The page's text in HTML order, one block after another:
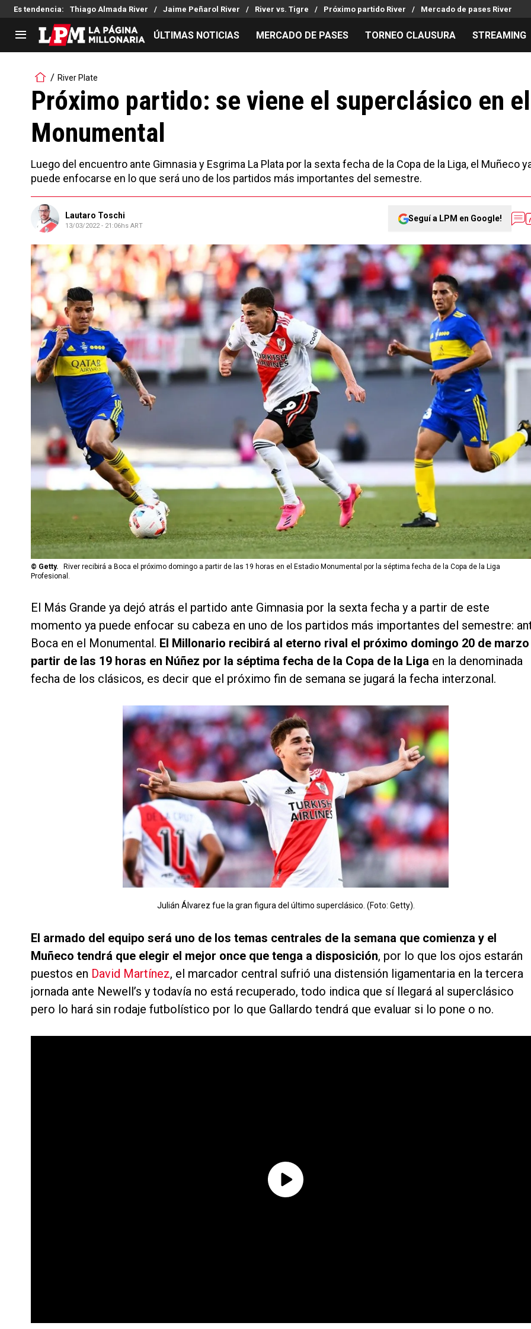
Es tendencia: Thiago Almada River Jaime Peñarol River River vs. Tigre Próximo partido River Mercado de pases River
LIGA PROFESIONAL
Noticias
Tabla de posiciones
Fixture
Reserva
Copa Sudamericana
Copa Argentina
Selección Argentina
Mercado de Pases
Análisis tácticos
Streaming
Entradas
Noticias
Guías
ÚLTIMAS NOTICIAS MERCADO DE PASES TORNEO CLAUSURA STREAMING
River Plate
Próximo partido: se viene el superclásico en el
Monumental
Luego del encuentro ante Gimnasia y Esgrima La Plata por la sexta fecha de la Copa de la Liga, el Muñeco
puede enfocarse en lo que será uno de los partidos más importantes del semestre.
Lautaro Toschi
13/03/2022 - 21:06hs ART
Seguí a LPM en Google!
© Getty.
River recibirá a Boca el próximo domingo a partir de las 19 horas en el Estadio Monumental por la séptima fecha de la Copa de la Liga
Profesional.
El Más Grande ya dejó atrás el partido ante Gimnasia por la sexta fecha y a partir de este
momento ya puede enfocar su cabeza en uno de los partidos más importantes del semestre:
Boca en el Monumental. El Millonario recibirá al eterno rival el próximo domingo 20 de
partir de las 19 horas en Núñez por la séptima fecha de la Copa de la Liga en la denominada
fecha de los clásicos, es decir que el próximo fin de semana se jugará la fecha interzonal.
Julián Álvarez fue la gran figura del último superclásico. (Foto: Getty).
El armado del equipo será uno de los temas centrales de la semana que comienza y el
Muñeco tendrá que elegir el mejor once que tenga a disposición, por lo que los ojos estarán
puestos en David Martínez, el marcador central sufrió una distensión ligamentaria en la tercera
jornada ante Newell’s y todavía no está recuperado, todo indica que sí llegará al superclásico
pero lo hará sin rodaje futbolístico por lo que Gallardo tendrá que evaluar si lo pone o no.